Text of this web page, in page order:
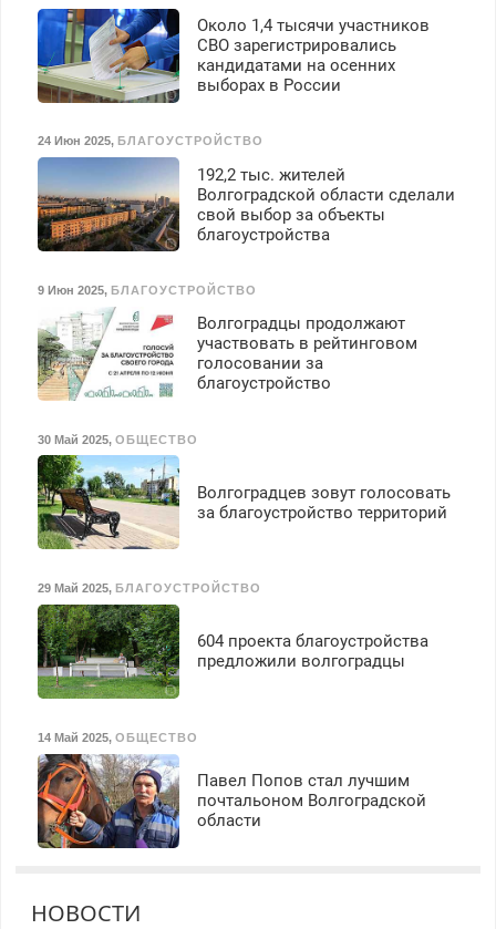
Около 1,4 тысячи участников
СВО зарегистрировались
кандидатами на осенних
выборах в России
24 Июн 2025, БЛАГОУСТРОЙСТВО
192,2 тыс. жителей
Волгоградской области сделали
свой выбор за объекты
благоустройства
9 Июн 2025, БЛАГОУСТРОЙСТВО
Волгоградцы продолжают
участвовать в рейтинговом
голосовании за
благоустройство
30 Май 2025, ОБЩЕСТВО
Волгоградцев зовут голосовать
за благоустройство территорий
29 Май 2025, БЛАГОУСТРОЙСТВО
604 проекта благоустройства
предложили волгоградцы
14 Май 2025, ОБЩЕСТВО
Павел Попов стал лучшим
почтальоном Волгоградской
области
НОВОСТИ